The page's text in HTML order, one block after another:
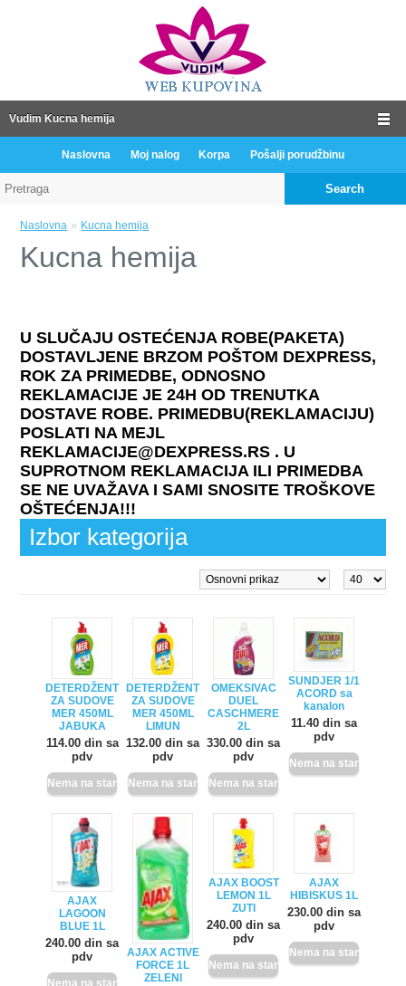
Vudim Kucna hemija
Naslovna Moj nalog Korpa Pošalji porudžbinu
Search
Naslovna » Kucna hemija
Kucna hemija
U SLUČAJU OSTEĆENJA ROBE(PAKETA)
DOSTAVLJENE BRZOM POŠTOM DEXPRESS,
ROK ZA PRIMEDBE, ODNOSNO
REKLAMACIJE JE 24H OD TRENUTKA
DOSTAVE ROBE. PRIMEDBU(REKLAMACIJU)
POSLATI NA MEJL
REKLAMACIJE@DEXPRESS.RS . U
SUPROTNOM REKLAMACIJA ILI PRIMEDBA
SE NE UVAŽAVA I SAMI SNOSITE TROŠKOVE
OŠTEĆENJA!!!
Izbor kategorija
DETERDŽENT
ZA SUDOVE
MER 450ML
JABUKA
114.00 din sa
pdv
DETERDŽENT
ZA SUDOVE
MER 450ML
LIMUN
132.00 din sa
pdv
OMEKSIVAC
DUEL
CASCHMERE
2L
330.00 din sa
pdv
SUNDJER 1/1
ACORD sa
kanalon
11.40 din sa
pdv
AJAX
LAGOON
BLUE 1L
240.00 din sa
pdv
AJAX ACTIVE
FORCE 1L
ZELENI
AJAX BOOST
LEMON 1L
ZUTI
240.00 din sa
pdv
AJAX
HIBISKUS 1L
230.00 din sa
pdv